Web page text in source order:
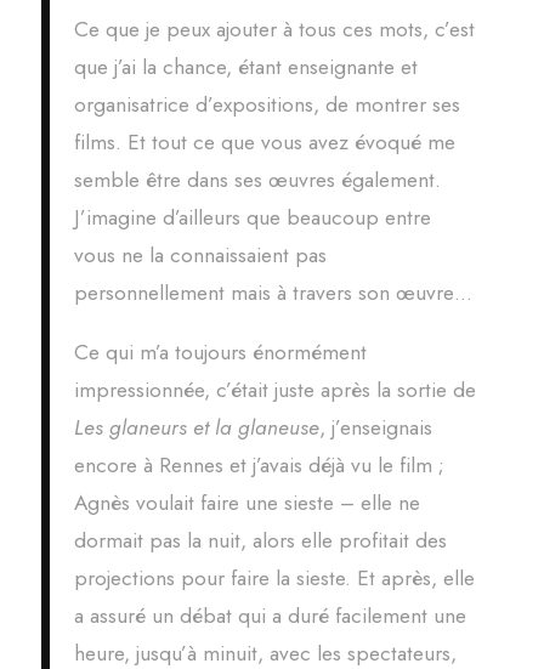
Ce que je peux ajouter à tous ces mots, c’est
que j’ai la chance, étant enseignante et
organisatrice d’expositions, de montrer ses
films. Et tout ce que vous avez évoqué me
semble être dans ses œuvres également.
J’imagine d’ailleurs que beaucoup entre
vous ne la connaissaient pas
personnellement mais à travers son œuvre…
Ce qui m’a toujours énormément
impressionnée, c’était juste après la sortie de
Les glaneurs et la glaneuse, j’enseignais
encore à Rennes et j’avais déjà vu le film ;
Agnès voulait faire une sieste – elle ne
dormait pas la nuit, alors elle profitait des
projections pour faire la sieste. Et après, elle
a assuré un débat qui a duré facilement une
heure, jusqu’à minuit, avec les spectateurs,